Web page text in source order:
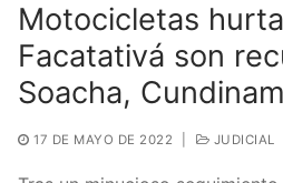
Motocicletas
Facatativá son
Soacha,
17 DE MAYO DE 2022 JUDICIAL